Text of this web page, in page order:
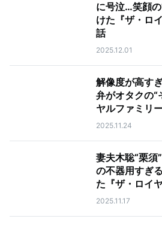
に号泣…笑顔
けた『ザ・ロ
話
2025.12.01
解像度が高す
弁がオタクの“
ヤルファミリ
2025.11.24
妻夫木聡“栗須
の不器用すぎ
た『ザ・ロイ
2025.11.17